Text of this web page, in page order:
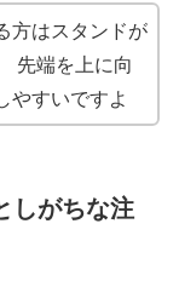
方はスタンドが
先端を上に向
やすいですよ
しがちな注